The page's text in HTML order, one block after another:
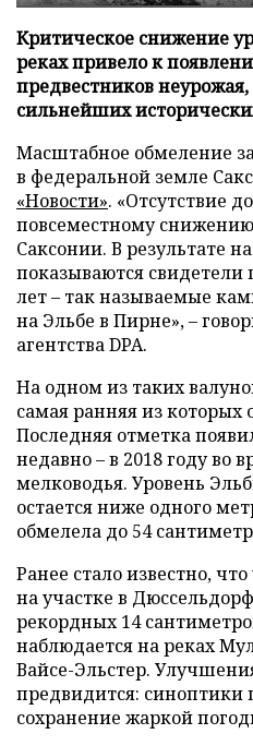
Критическое снижение
реках привело к
предвестников
сильнейших
Масштабное обмеление
в федеральной земле
«Новости». «Отсутствие
повсеместному
Саксонии. В результате
показываются
лет – так называемые
на Эльбе в Пирне», –
агентства DPA.
На одном из таких
самая ранняя из которых
Последняя отметка
недавно – в 2018 году во
мелководья. Уровень
остается ниже одного
обмелела до 54
Ранее стало известно,
на участке в
рекордных 14
наблюдается на реках
Вайсе-Эльстер.
предвидится: синоптики
сохранение жаркой